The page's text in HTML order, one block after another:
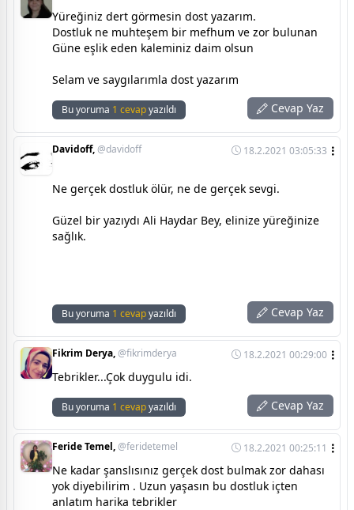
Yüreğiniz dert görmesin dost yazarım.
Dostluk ne muhteşem bir mefhum ve zor bulunan
Güne eşlik eden kaleminiz daim olsun
Selam ve saygılarımla dost yazarım
Bu yoruma 1 cevapyazıldı Cevap Yaz
Davidoff,@davidoff 18.2.2021 03:05:33
Ne gerçek dostluk ölür, ne de gerçek sevgi.
Güzel bir yazıydı Ali Haydar Bey, elinize yüreğinize
sağlık.
Bu yoruma 1 cevapyazıldı Cevap Yaz
Fikrim Derya,@fikrimderya 18.2.2021 00:29:00
Tebrikler...Çok duygulu idi.
Bu yoruma 1 cevapyazıldı Cevap Yaz
Feride Temel,@feridetemel 18.2.2021 00:25:11
Ne kadar şanslısınız gerçek dost bulmak zor dahası
yok diyebilirim . Uzun yaşasın bu dostluk içten
anlatım harika tebrikler